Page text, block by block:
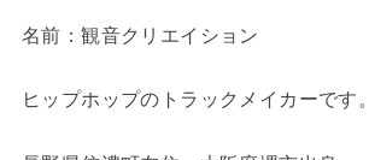
名前：観音クリエイション
ヒップホップのトラックメイカーです。